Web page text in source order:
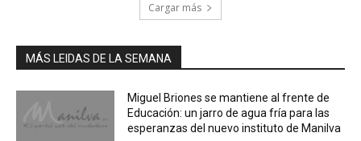
Cargar más
MÁS LEIDAS DE LA SEMANA
Miguel Briones se mantiene al frente de
Educación: un jarro de agua fría para las
esperanzas del nuevo instituto de Manilva